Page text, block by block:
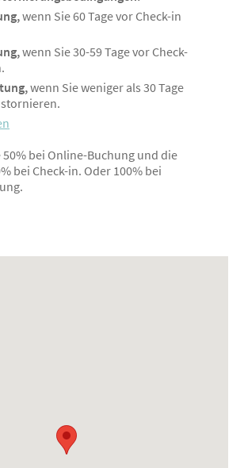
wenn Sie 60 Tage vor Check-in
wenn Sie 30-59 Tage vor Check-
wenn Sie weniger als 30 Tage
50% bei Online-Buchung und die
bei Check-in. Oder 100% bei